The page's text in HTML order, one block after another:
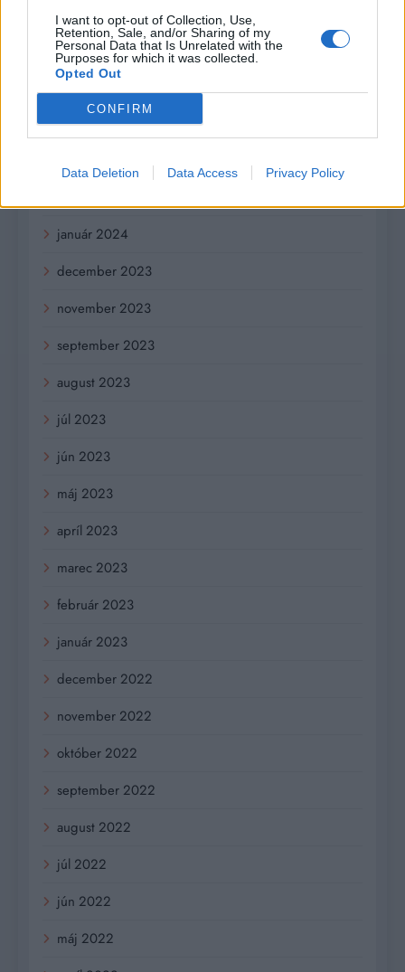
I want to opt-out of Collection, Use,
Retention, Sale, and/or Sharing of my
Personal Data that Is Unrelated with the
Purposes for which it was collected.
Opted Out
CONFIRM
Data Deletion Data Access Privacy Policy
august 2024
júl 2024
jún 2024
apríl 2024
január 2024
december 2023
november 2023
september 2023
august 2023
júl 2023
jún 2023
máj 2023
apríl 2023
marec 2023
február 2023
január 2023
december 2022
november 2022
október 2022
september 2022
august 2022
júl 2022
jún 2022
máj 2022